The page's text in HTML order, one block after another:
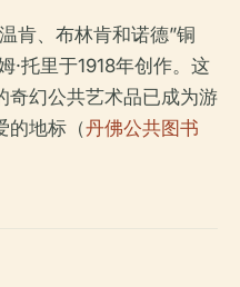
肯、布林肯和诺德”铜
·托里于1918年创作。这
奇幻公共艺术品已成为游
的地标（丹佛公共图书